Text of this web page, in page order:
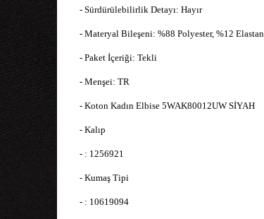
- Sürdürülebilirlik Detayı: Hayır
- Materyal Bileşeni: %88 Polyester, %12 Elastan
- Paket İçeriği: Tekli
- Menşei: TR
- Koton Kadın Elbise 5WAK80012UW SİYAH
- Kalıp
- : 1256921
- Kumaş Tipi
- : 10619094